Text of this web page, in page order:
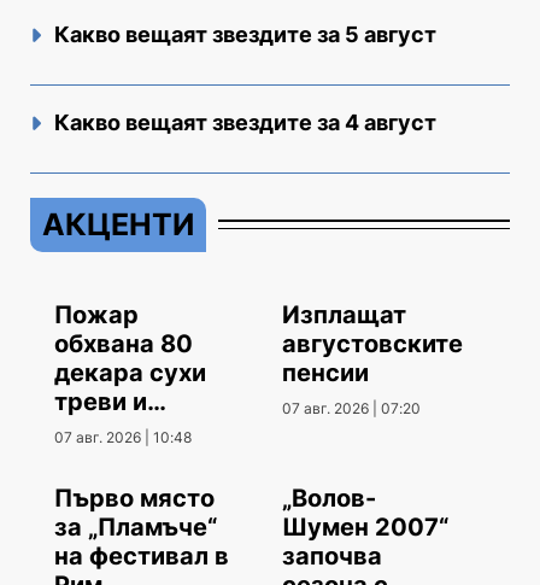
Какво вещаят звездите за 5 август
Какво вещаят звездите за 4 август
АКЦЕНТИ
Пожар
обхвана 80
декара сухи
треви и
храсти
07 авг. 2026 | 10:48
Изплащат
августовските
пенсии
07 авг. 2026 | 07:20
Първо място
за „Пламъче“
на фестивал в
„Волов-
Шумен 2007“
започва